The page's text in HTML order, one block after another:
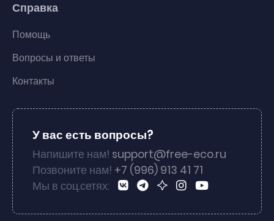
Справка
Помощь
Вопросы и ответы
Контакты
У вас есть вопросы?
Напишите нам! support@free-eco.ru
Позвоните нам! +7 (996) 913 41 71
Мы в соц.сетях: